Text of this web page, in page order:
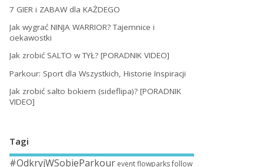
7 GIER i ZABAW dla KAŻDEGO
Jak wygrać NINJA WARRIOR? Tajemnice i
ciekawostki
Jak zrobić SALTO w TYŁ? [PORADNIK VIDEO]
Parkour: Sport dla Wszystkich, Historie Inspiracji
Jak zrobić salto bokiem (sideflipa)? [PORADNIK
VIDEO]
Tagi
#OdkryjWSobieParkour event flowparks follow